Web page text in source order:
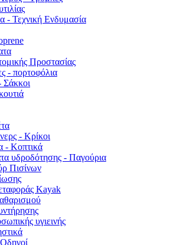
- Τεχνική Ενδυμασία
Προστασίας
- πορτοφόλια
Σάκκοι
- Κρίκοι
- Κοπτικά
υδροδότησης - Παγούρια
Πισίνων
Kayak
υγιεινής